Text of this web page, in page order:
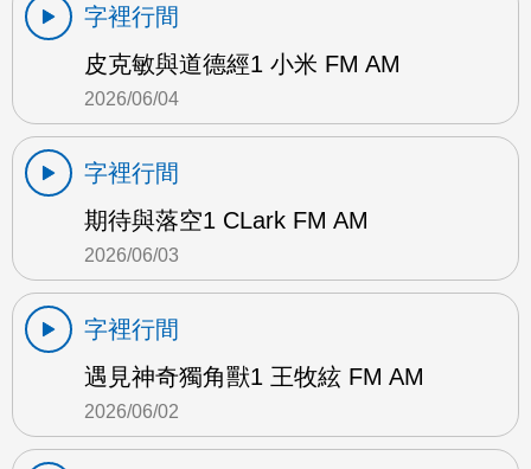
字裡行間
皮克敏與道德經1 小米 FM AM
2026/06/04
字裡行間
期待與落空1 CLark FM AM
2026/06/03
字裡行間
遇見神奇獨角獸1 王牧絃 FM AM
2026/06/02